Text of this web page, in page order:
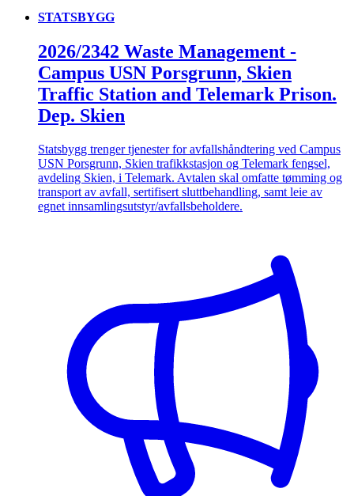
STATSBYGG
2026/2342 Waste Management -
Campus USN Porsgrunn, Skien
Traffic Station and Telemark Prison.
Dep. Skien
Statsbygg trenger tjenester for avfallshåndtering ved Campus
USN Porsgrunn, Skien trafikkstasjon og Telemark fengsel,
avdeling Skien, i Telemark. Avtalen skal omfatte tømming og
transport av avfall, sertifisert sluttbehandling, samt leie av
egnet innsamlingsutstyr/avfallsbeholdere.